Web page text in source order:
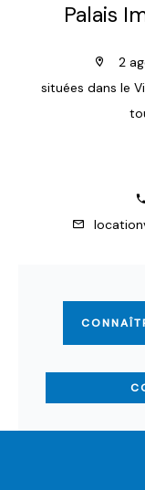
Palais
2
situées dans le